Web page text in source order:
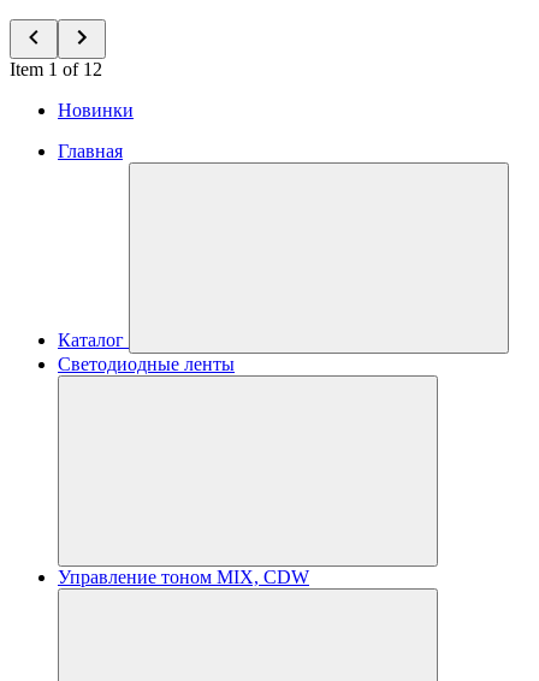
Item 1 of 12
Новинки
Главная
Каталог
Светодиодные ленты
Управление тоном MIX, CDW